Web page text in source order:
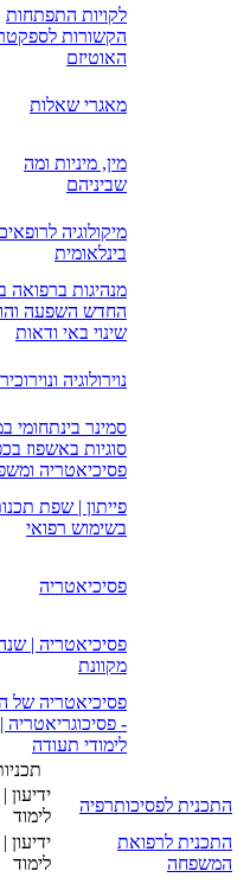
לקויות התפתחות
הקשורות
האוטיזם
מאגרי שאלות
מין, מיניות ומה
שביניהם
מיקולוגיה
בינלאומית
מנהיגות ברפואה
החדש השפעה
שינוי באי ודאות
נוירולוגיה
סמינר בינתחומי
סוגיות באשפוז
פסיכיאטריה
פייתון | שפת
בשימוש רפואי
פסיכיאטריה
פסיכיאטריה |
מקוונת
פסיכיאטריה של
- פסיכוגריאטריה |
לימודי תעודה
התכנית לפסיכותרפיה
ידיעון
לימוד
התכנית לרפואת
המשפחה
ידיעון
לימוד